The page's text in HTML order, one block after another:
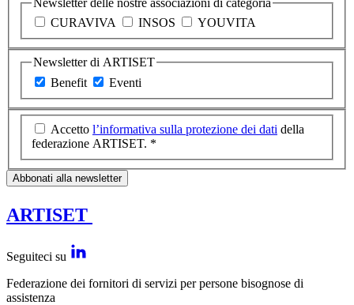
CURAVIVA
INSOS YOUVITA
Newsletter di ARTISET
Benefit
Eventi
Accetto l’informativa sulla protezione dei dati della
federazione ARTISET. *
Abbonati alla newsletter
ARTISET
Seguiteci su
Federazione dei fornitori di servizi per persone bisognose di
assistenza